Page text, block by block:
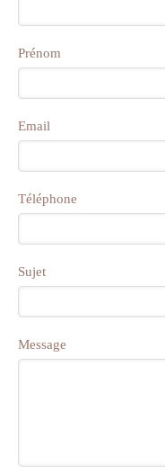
Prénom
Email
Téléphone
Sujet
Message